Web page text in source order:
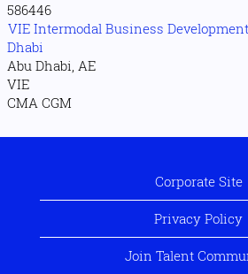
586446
VIE Intermodal Business
Dhabi
Abu Dhabi, AE
VIE
CMA CGM
Corporate Site
Privacy Policy
Join Talent